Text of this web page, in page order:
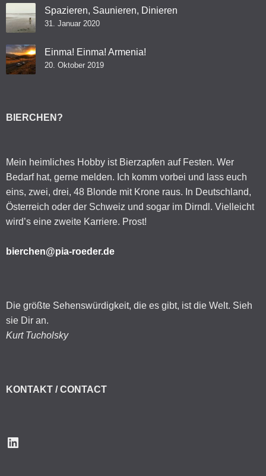
Spazieren, Saunieren, Dinieren
31. Januar 2020
Einma! Einma! Armenia!
20. Oktober 2019
BIERCHEN?
Mein heimliches Hobby ist Bierzapfen auf Festen. Wer
Bedarf hat, gerne melden. Ich komm vorbei und lass euch
eins, zwei, drei, 48 Blonde mit Krone raus. In Deutschland,
Österreich oder der Schweiz und sogar im Dirndl. Vielleicht
wird’s eine zweite Karriere. Prost!
bierchen@pia-roeder.de
Die größte Sehenswürdigkeit, die es gibt, ist die Welt. Sieh
sie Dir an.
Kurt Tucholsky
KONTAKT / CONTACT
LinkedIn